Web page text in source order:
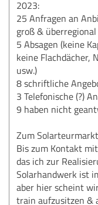
2023:
25 Anfragen an
groß &
5 Absagen (keine
keine Flachdächer,
usw.)
8 schriftliche
3 Telefonische (?)
9 haben nicht
Zum
Bis zum Kontakt
das ich zur
Solarhandwerk ist
aber hier scheint
train aufzusitzen &